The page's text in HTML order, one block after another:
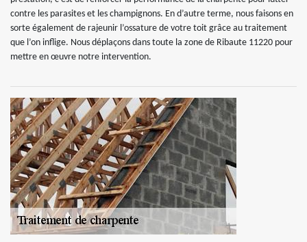
contre les parasites et les champignons. En d’autre terme, nous faisons en
sorte également de rajeunir l’ossature de votre toit grâce au traitement
que l’on inflige. Nous déplaçons dans toute la zone de Ribaute 11220 pour
mettre en œuvre notre intervention.